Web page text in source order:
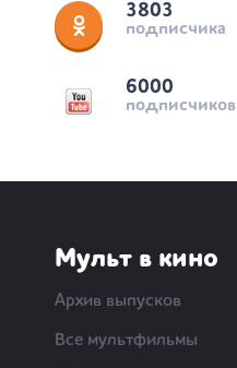
3803
подписчика
6000
подписчиков
Мульт в кино
Архив выпусков
Все мультфильмы